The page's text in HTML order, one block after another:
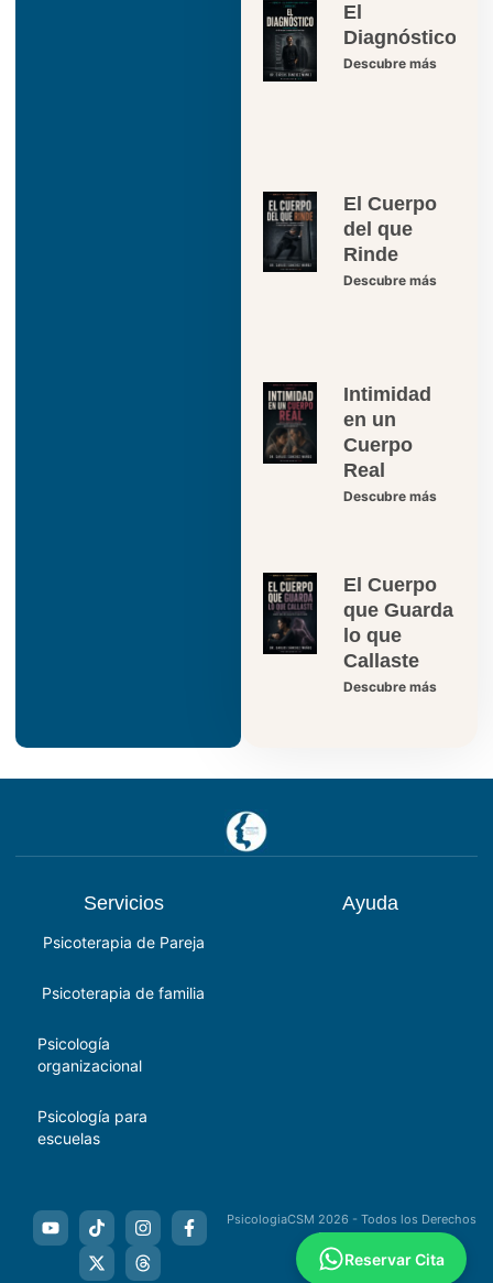
El
Diagnóstico
Descubre más
El Cuerpo
del que
Rinde
Descubre más
Intimidad
en un
Cuerpo
Real
Descubre más
El Cuerpo
que Guarda
lo que
Callaste
Descubre más
Servicios
Psicoterapia de Pareja
Psicoterapia de familia
Psicología
organizacional
Psicología para
escuelas
Ayuda
PsicologiaCSM 2026 - Todos los Derechos
Reservados
Reservar Cita